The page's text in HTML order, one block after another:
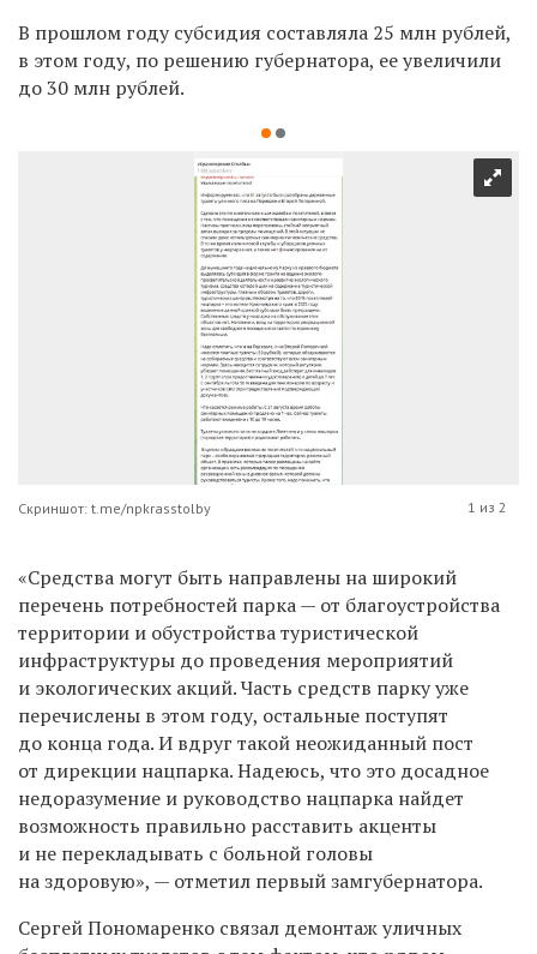
В прошлом году субсидия составляла 25 млн рублей,
в этом году, по решению губернатора, ее увеличили
до 30 млн рублей.
Скриншот: t.me/npkrasstolby 1 из 2
«Средства могут быть направлены на широкий
перечень потребностей парка — от благоустройства
территории и обустройства туристической
инфраструктуры до проведения мероприятий
и экологических акций. Часть средств парку уже
перечислены в этом году, остальные поступят
до конца года. И вдруг такой неожиданный пост
от дирекции нацпарка. Надеюсь, что это досадное
недоразумение и руководство нацпарка найдет
возможность правильно расставить акценты
и не перекладывать с больной головы
на здоровую», — отметил первый замгубернатора.
Сергей Пономаренко связал демонтаж уличных